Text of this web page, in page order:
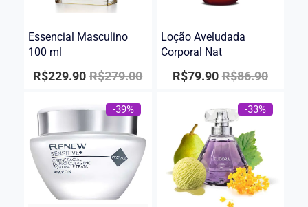
Essencial Masculino
100 ml
R$279.00
R$229.90
Loção Aveludada
Corporal Nat
R$86.90
R$79.90
-39% -33%